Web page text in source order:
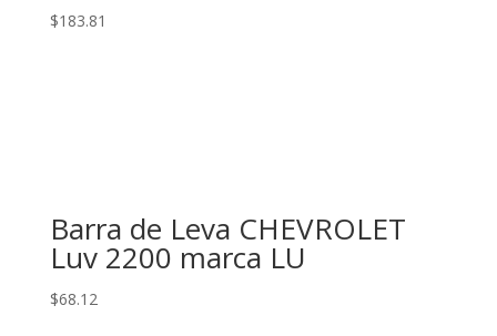
$183.81
Barra de Leva CHEVROLET
Luv 2200 marca LU
$68.12